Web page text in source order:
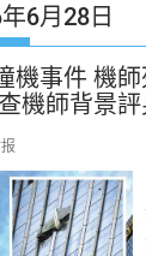
6月28日
機事件 機師
機師背景